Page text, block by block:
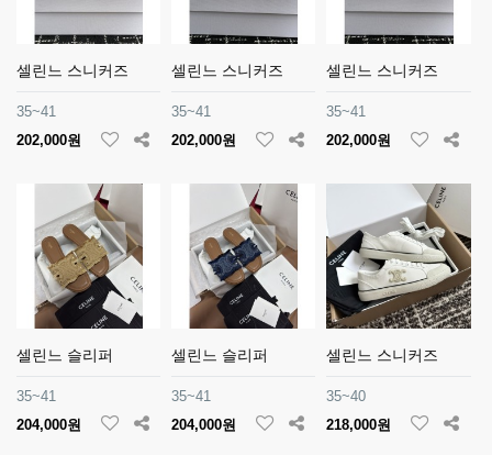
셀린느 스니커즈
35~41
202,000원
셀린느 스니커즈
35~41
202,000원
셀린느 스니커즈
35~41
202,000원
셀린느 슬리퍼
35~41
204,000원
셀린느 슬리퍼
35~41
204,000원
셀린느 스니커즈
35~40
218,000원